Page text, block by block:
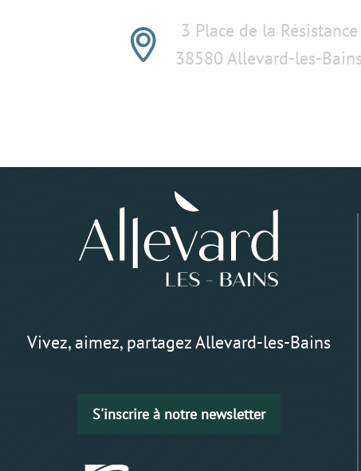
3 Place de la Résistance
38580 Allevard-les-Bains
Vivez, aimez, partagez Allevard-les-Bains
S'inscrire à notre newsletter